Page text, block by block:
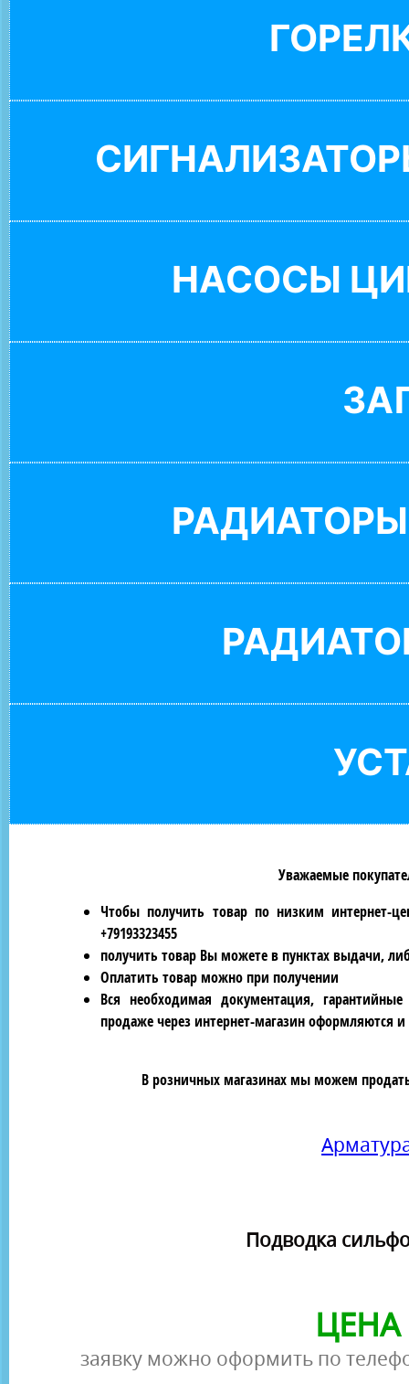
НАСОСЫ
Уважаемые
Чтобы получить товар по низким интернет-
+79193323455
получить товар Вы можете в пунктах выдачи,
Оплатить товар можно при получении
Вся необходимая документация,
продаже через интернет-магазин оформляются
В розничных магазинах мы можем
Подводка
ЦЕНА
заявку можно оформить по